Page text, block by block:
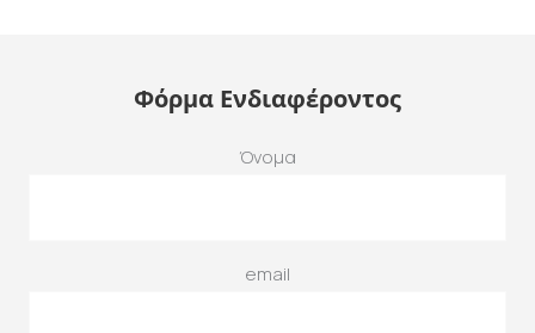
Φόρμα Ενδιαφέροντος
Όνομα
email